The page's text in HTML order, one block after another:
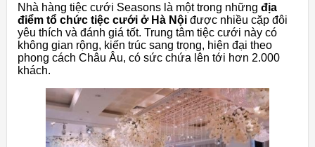
Nhà hàng tiệc cưới Seasons là một trong những địa
điểm tổ chức tiệc cưới ở Hà Nội được nhiều cặp đôi
yêu thích và đánh giá tốt. Trung tâm tiệc cưới này có
không gian rộng, kiến ​​trúc sang trọng, hiện đại theo
phong cách Châu Âu, có sức chứa lên tới hơn 2.000
khách.